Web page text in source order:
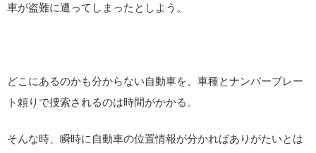
車が盗難に遭ってしまったとしよう。
どこにあるのかも分からない自動車を、車種とナンバープレー
ト頼りで捜索されるのは時間がかかる。
そんな時、瞬時に自動車の位置情報が分かればありがたいとは